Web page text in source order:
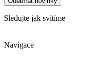
Sledujte jak svítíme
Navigace